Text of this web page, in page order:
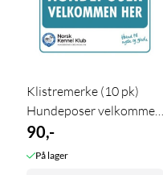
Klistremerke (10 pk)
Hundeposer velkommen
her
90,-
På lager